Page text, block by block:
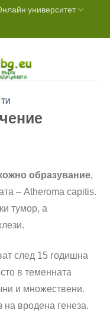
университет
образувание,
– Atheroma capitis.
тумор, а
след 15 годишна
в теменната
и множествени.
на вродена генеза.